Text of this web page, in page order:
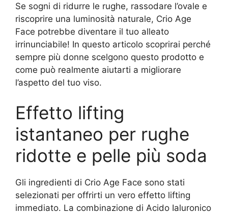
Se sogni di ridurre le rughe, rassodare l’ovale e
riscoprire una luminosità naturale, Crio Age
Face potrebbe diventare il tuo alleato
irrinunciabile! In questo articolo scoprirai perché
sempre più donne scelgono questo prodotto e
come può realmente aiutarti a migliorare
l’aspetto del tuo viso.
Effetto lifting
istantaneo per rughe
ridotte e pelle più soda
Gli ingredienti di Crio Age Face sono stati
selezionati per offrirti un vero effetto lifting
immediato. La combinazione di Acido Ialuronico